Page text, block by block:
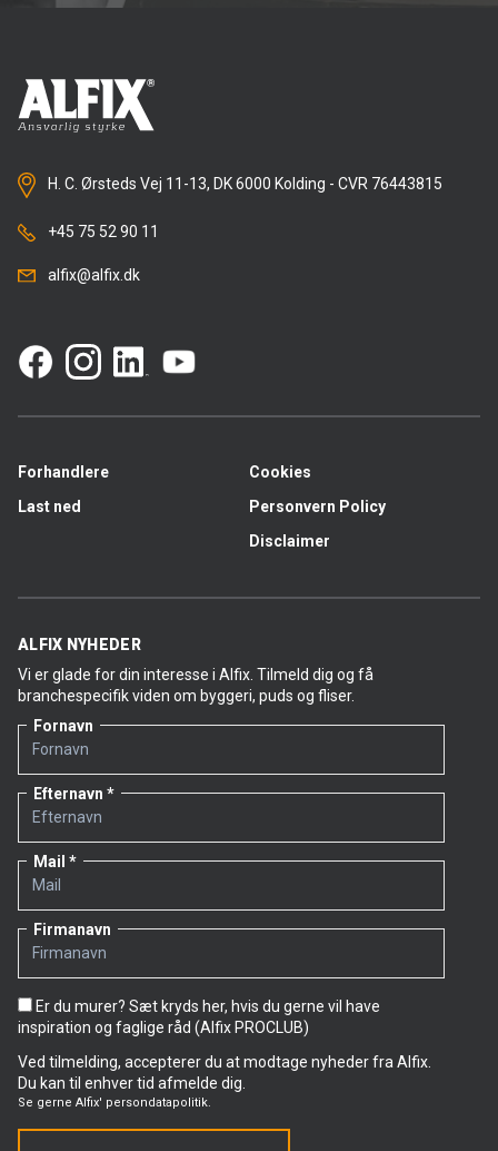
H. C. Ørsteds Vej 11-13, DK 6000 Kolding - CVR 76443815
+45 75 52 90 11
alfix@alfix.dk
Forhandlere
Last ned
Cookies
Personvern Policy
Disclaimer
ALFIX NYHEDER
Vi er glade for din interesse i Alfix. Tilmeld dig og få
branchespecifik viden om byggeri, puds og fliser.
Fornavn
Efternavn
Mail
Firmanavn
Er du murer? Sæt kryds her, hvis du gerne vil have
inspiration og faglige råd (Alfix PROCLUB)
Ved tilmelding, accepterer du at modtage nyheder fra Alfix.
Du kan til enhver tid afmelde dig.
Se gerne Alfix' persondatapolitik.